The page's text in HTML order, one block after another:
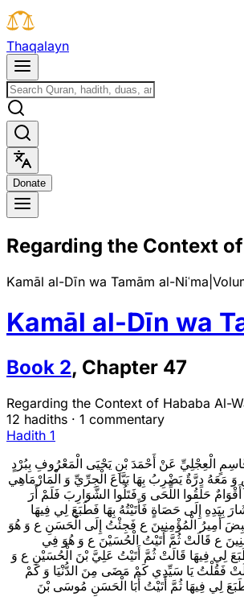
Thaqalayn
Donate
Regarding the Context
Kamāl al-Dīn wa Tamām al-Niʿma
Kamāl al-Dīn wa
Book 2, Chapter 47
Regarding the Context of Hababa Al-
12 hadiths · 1 commentary
Hadith 1
الْعِجْلِيِّ عَنْ أَحْمَدَ بْنِ يَحْيَى الْمَعْرُوفِ بِبُرْدٍ
مَعَهُ دِرَّةٌ يَضْرِبُ بِهَا بَيَّاعَ الْجِرِّيِّ وَ الْمَارْمَاهِي
حَلَقُوا اللِّحَى وَ فَتَلُوا الشَّوَارِبَ فَلَمْ أَرَ
بِيَدِهِ إِلَى حَصَاةٍ فَأَتَيْتُهُ بِهَا فَطَبَعَ لِي فِيهَا
أَمِيرُ الْمُؤْمِنِينَ ع فَجِئْتُ إِلَى الْحَسَنِ ع وَ هُوَ
ع‌ قَالَتْ ثُمَّ أَتَيْتُ الْحُسَيْنَ ع وَ هُوَ فِي
لِي فِيهَا قَالَتْ ثُمَّ أَتَيْتُ عَلِيَّ بْنَ الْحُسَيْنِ ع وَ
قَالَتْ فَقُلْتُ يَا سَيِّدِي كَمْ مَضَى مِنَ الدُّنْيَا وَ كَمْ
لِي فِيهَا ثُمَّ أَتَيْتُ أَبَا الْحَسَنِ مُوسَى بْنَ